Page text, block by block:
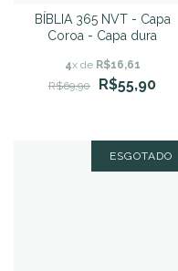
BÍBLIA 365 NVT - Capa
Coroa - Capa dura
4x de R$16,61
R$69,90
R$55,90
ESGOTADO